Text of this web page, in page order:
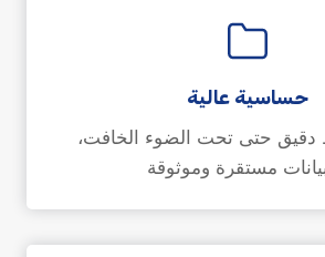
حساسية عالية
دقيق حتى تحت الضوء الخافت،
مستقرة وموثوقة